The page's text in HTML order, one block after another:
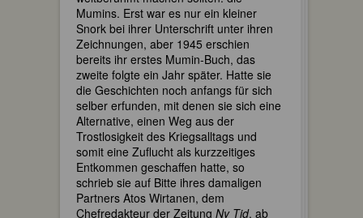
Mumins. Erst war es nur ein kleiner
Snork bei ihrer Unterschrift unter ihren
Zeichnungen, aber 1945 erschien
bereits ihr erstes Mumin-Buch, das
zweite folgte ein Jahr später. Hatte sie
die Geschichten noch anfangs für sich
selber erfunden, mit denen sie sich eine
Alternative, einen Weg aus der
Trostlosigkeit des Kriegsalltags und
somit eine Zuflucht als kurzzeitiges
Entkommen geschaffen hatte, so
schrieb sie auf Bitte ihres damaligen
Partners Atos Wirtanen, dem
Chefredakteur der Zeitung Ny Tid, ab